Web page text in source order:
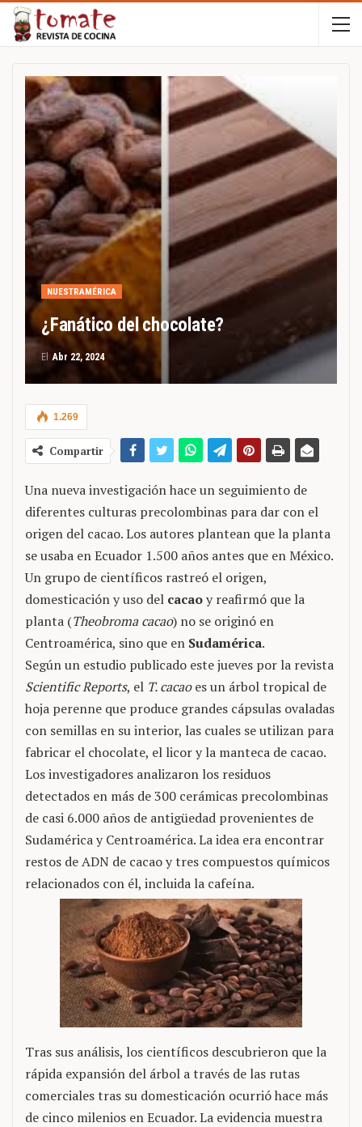
NUESTRAMÉRICA
¿Fanático del chocolate?
El Abr 22, 2024
1.269
Compartir
Una nueva investigación hace un seguimiento de
diferentes culturas precolombinas para dar con el
origen del cacao. Los autores plantean que la planta
se usaba en Ecuador 1.500 años antes que en México.
Un grupo de científicos rastreó el origen,
domesticación y uso del cacaoy reafirmó que la
planta (Theobroma cacao) no se originó en
Centroamérica, sino que en Sudamérica.
Según un estudio publicado este jueves por la revista
Scientific Reports, el T. cacaoes un árbol tropical de
hoja perenne que produce grandes cápsulas ovaladas
con semillas en su interior, las cuales se utilizan para
fabricar el chocolate, el licor y la manteca de cacao.
Los investigadores analizaron los residuos
detectados en más de 300 cerámicas precolombinas
de casi 6.000 años de antigüedad provenientes de
Sudamérica y Centroamérica. La idea era encontrar
restos de ADN de cacao y tres compuestos químicos
relacionados con él, incluida la cafeína.
Tras sus análisis, los científicos descubrieron que la
rápida expansión del árbol a través de las rutas
comerciales tras su domesticación ocurrió hace más
de cinco milenios en Ecuador. La evidencia muestra